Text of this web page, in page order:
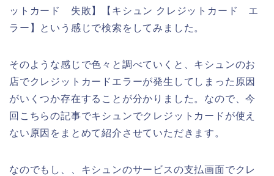
ットカード 失敗】【キシュン クレジットカード エ
ラー】という感じで検索をしてみました。
そのような感じで色々と調べていくと、キシュンのお
店でクレジットカードエラーが発生してしまった原因
がいくつか存在することが分かりました。なので、今
回こちらの記事でキシュンでクレジットカードが使え
ない原因をまとめて紹介させていただきます。
なのでもし、、キシュンのサービスの支払画面でクレ